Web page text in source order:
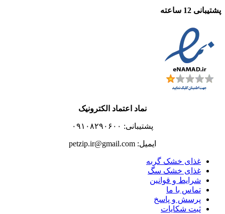
پشتیبانی 12 ساعته
نماد اعتماد الکترونیک
پشتیبانی: ۰۹۱۰۸۲۹۰۶۰۰
ایمیل: petzip.ir@gmail.com
غذای خشک گربه
غذای خشک سگ
شرایط و قوانین
تماس با ما
پرسش و پاسخ
ثبت شکایات